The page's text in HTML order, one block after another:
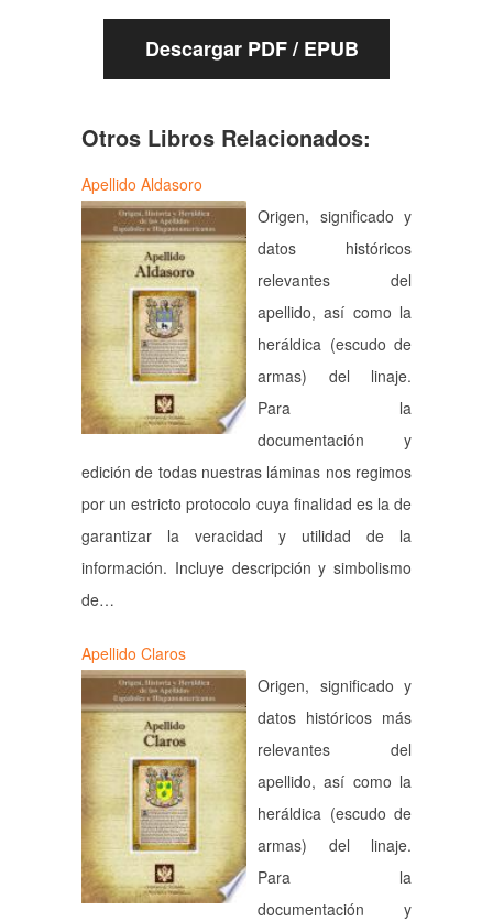
Descargar PDF / EPUB
Otros Libros Relacionados:
Apellido Aldasoro
Origen, significado y
datos históricos
relevantes del
apellido, así como la
heráldica (escudo de
armas) del linaje.
Para la
documentación y
edición de todas nuestras láminas nos regimos
por un estricto protocolo cuya finalidad es la de
garantizar la veracidad y utilidad de la
información. Incluye descripción y simbolismo
de…
Apellido Claros
Origen, significado y
datos históricos más
relevantes del
apellido, así como la
heráldica (escudo de
armas) del linaje.
Para la
documentación y